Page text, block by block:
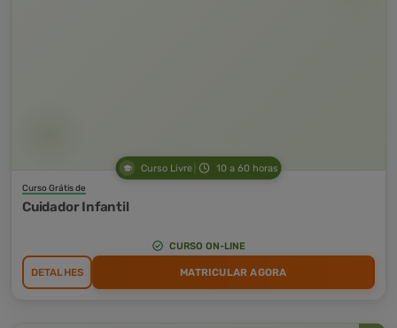
Curso Livre 10 a 60 horas
Curso Grátis de
Cuidador Infantil
CURSO ON-LINE
DETALHES MATRICULAR AGORA